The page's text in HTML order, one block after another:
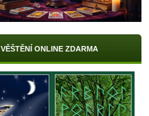
VĚŠTĚNÍ ONLINE ZDARMA